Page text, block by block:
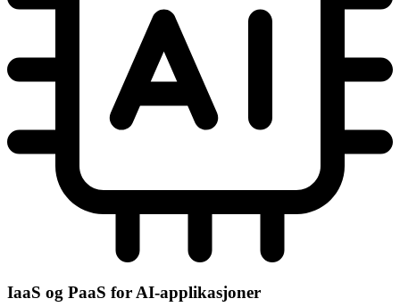
IaaS og PaaS for AI-applikasjoner